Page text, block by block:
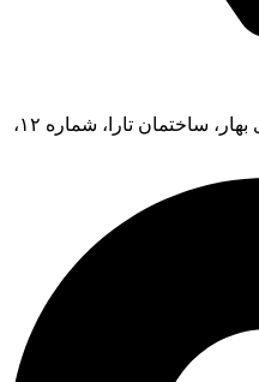
تهران، طالقانی، نبش ملک الشعرای بهار، ساختمان تارا، شماره ۱۲،